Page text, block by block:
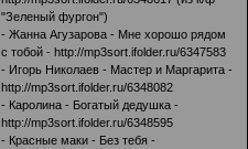
"Зеленый фургон")
- Жанна Агузарова - Мне хорошо рядом
с тобой -http://mp3sort.ifolder.ru/6347583
- Игорь Николаев - Мастер и Маргарита -
http://mp3sort.ifolder.ru/6348082
- Каролина - Богатый дедушка -
http://mp3sort.ifolder.ru/6348595
- Красные маки - Без тебя -